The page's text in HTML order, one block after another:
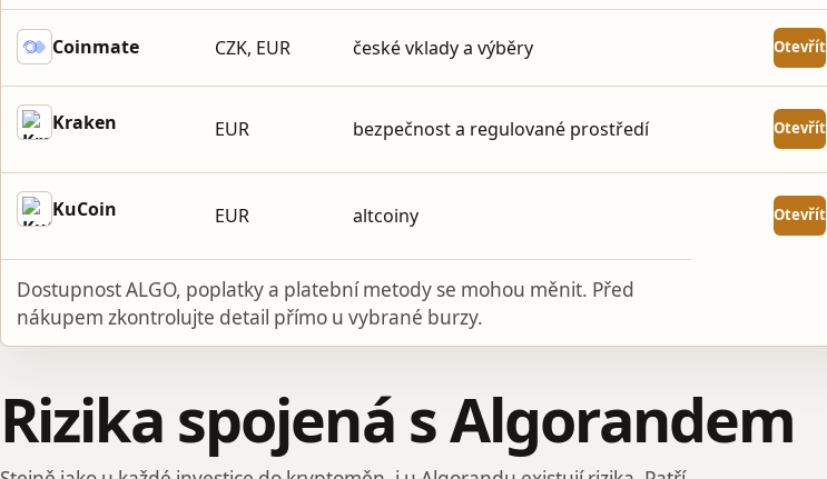
Coinmate CZK, EUR české vklady a výběry Otevřít
Kraken EUR bezpečnost a regulované prostředí Otevřít
KuCoin EUR altcoiny Otevřít
Dostupnost ALGO, poplatky a platební metody se mohou měnit. Před
nákupem zkontrolujte detail přímo u vybrané burzy.
Rizika spojená s Algorandem